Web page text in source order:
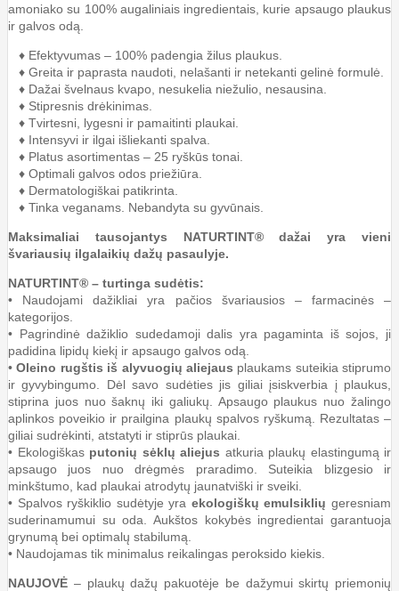
amoniako su 100% augaliniais ingredientais, kurie apsaugo plaukus
ir galvos odą.
♦ Efektyvumas – 100% padengia žilus plaukus.
♦ Greita ir paprasta naudoti, nelašanti ir netekanti gelinė formulė.
♦ Dažai švelnaus kvapo, nesukelia niežulio, nesausina.
♦ Stipresnis drėkinimas.
♦ Tvirtesni, lygesni ir pamaitinti plaukai.
♦ Intensyvi ir ilgai išliekanti spalva.
♦ Platus asortimentas – 25 ryškūs tonai.
♦ Optimali galvos odos priežiūra.
♦ Dermatologiškai patikrinta.
♦ Tinka veganams. Nebandyta su gyvūnais.
Maksimaliai tausojantys NATURTINT® dažai yra vieni
švariausių ilgalaikių dažų pasaulyje.
NATURTINT® – turtinga sudėtis:
• Naudojami dažikliai yra pačios švariausios – farmacinės –
kategorijos.
• Pagrindinė dažiklio sudedamoji dalis yra pagaminta iš sojos, ji
padidina lipidų kiekį ir apsaugo galvos odą.
•Oleino rugštis iš alyvuogių aliejaus plaukams suteikia stiprumo
ir gyvybingumo. Dėl savo sudėties jis giliai įsiskverbia į plaukus,
stiprina juos nuo šaknų iki galiukų. Apsaugo plaukus nuo žalingo
aplinkos poveikio ir prailgina plaukų spalvos ryškumą. Rezultatas –
giliai sudrėkinti, atstatyti ir stiprūs plaukai.
• Ekologiškas putonių sėklų aliejus atkuria plaukų elastingumą ir
apsaugo juos nuo drėgmės praradimo. Suteikia blizgesio ir
minkštumo, kad plaukai atrodytų jaunatviški ir sveiki.
• Spalvos ryškiklio sudėtyje yra ekologiškų emulsiklių geresniam
suderinamumui su oda. Aukštos kokybės ingredientai garantuoja
grynumą bei optimalų stabilumą.
• Naudojamas tik minimalus reikalingas peroksido kiekis.
NAUJOVĖ – plaukų dažų pakuotėje be dažymui skirtų priemonių